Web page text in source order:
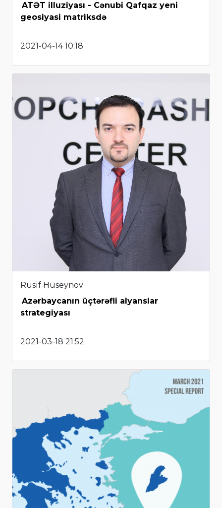
ATƏT illuziyası - Cənubi Qafqaz yeni
geosiyasi matriksdə
2021-04-14 10:18
Rusif Hüseynov
Azərbaycanın üçtərəfli alyanslar
strategiyası
2021-03-18 21:52